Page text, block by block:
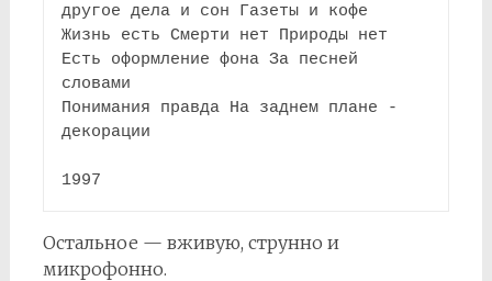
другое дела и сон Газеты и кофе
Жизнь есть Смерти нет Природы нет
Есть оформление фона За песней
словами
Понимания правда На заднем плане -
декорации
1997
Остальное — вживую, струнно и
микрофонно.